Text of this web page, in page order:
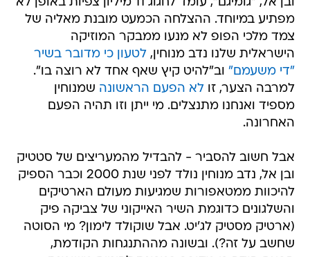
מפתיע במיוחד. ההצלחה הכמעט מובנת מאליה של
צמד מלכי הפופ לא מנעו ממבקר המוזיקה
הישראלית שלנו נדב מנוחין,לטעון כי מדובר בשיר
"די משעמם" וב"להיט קיץ שאף אחד לא רוצה בו".
למרבה הצער, זולא הפעם הראשונה שמנוחין
מספיד ואנחנו מתנצלים. מי ייתן וזו תהיה הפעם
האחרונה.
אבל חשוב להסביר - להבדיל מהמעריצים של סטטיק
ובן אל, נדב מנוחין נולד לפני שנת 2000 וכבר הספיק
להיכוות ממטאפורות שמגיעות מעולם הארטיקים
והשלגונים כדוגמת השיר האייקוני של צביקה פיק
(ארטיק מסטיק לג'יט. אבל שוקולד לימון? מי הסוטה
שחשב על זה?). ובשונה מההתנגחות הקודמת,